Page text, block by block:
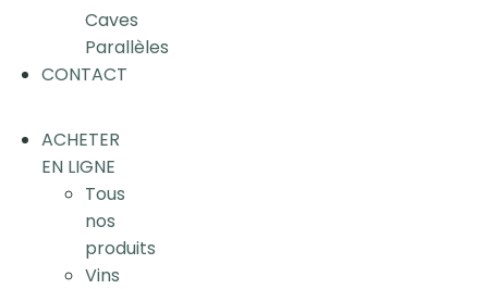
Caves
Parallèles
CONTACT
ACHETER
EN LIGNE
Tous
nos
produits
Vins